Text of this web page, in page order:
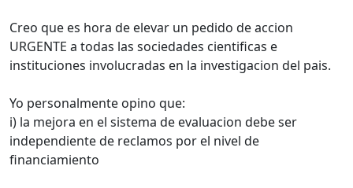
Creo que es hora de elevar un pedido de accion
URGENTE a todas las sociedades cientificas e
instituciones involucradas en la investigacion del pais.
Yo personalmente opino que:
i) la mejora en el sistema de evaluacion debe ser
independiente de reclamos por el nivel de
financiamiento